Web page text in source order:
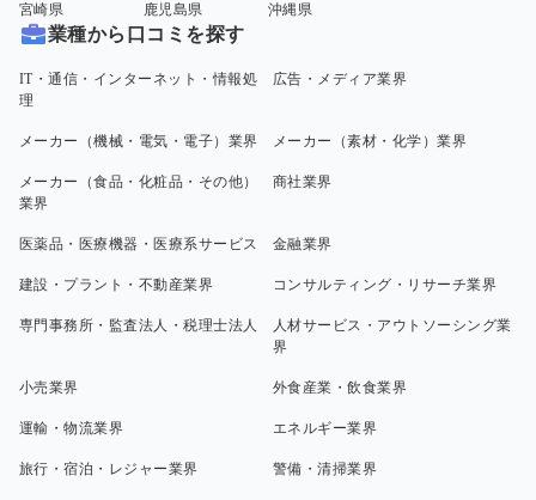
宮崎県 鹿児島県 沖縄県
業種から口コミを探す
IT・通信・インターネット・情報処
理
広告・メディア業界
メーカー（機械・電気・電子）業界 メーカー（素材・化学）業界
メーカー（食品・化粧品・その他）
業界
商社業界
医薬品・医療機器・医療系サービス 金融業界
建設・プラント・不動産業界 コンサルティング・リサーチ業界
専門事務所・監査法人・税理士法人
人材サービス・アウトソーシング業
界
小売業界 外食産業・飲食業界
運輸・物流業界 エネルギー業界
旅行・宿泊・レジャー業界 警備・清掃業界